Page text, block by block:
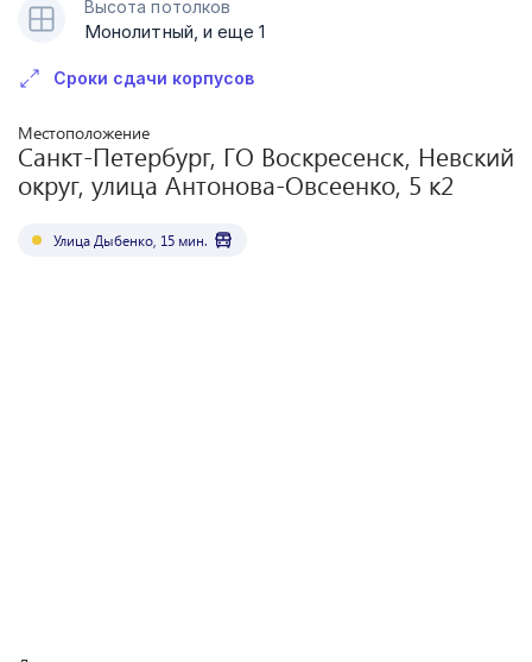
Высота потолков
Монолитный, и еще 1
Сроки сдачи корпусов
Местоположение
Санкт-Петербург, ГО Воскресенск, Невский
округ, улица Антонова-Овсеенко, 5 к2
Улица Дыбенко 15 мин.